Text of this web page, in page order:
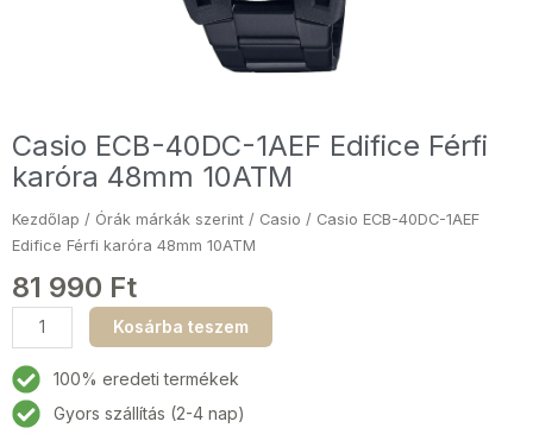
Casio ECB-40DC-1AEF Edifice Férfi
karóra 48mm 10ATM
Kezdőlap / Órák márkák szerint / Casio / Casio ECB-40DC-1AEF
Edifice Férfi karóra 48mm 10ATM
81 990 Ft
Casio
ECB-
40DC-
1AEF
Edifice
Kosárba teszem
100% eredeti termékek
Gyors szállítás (2-4 nap)